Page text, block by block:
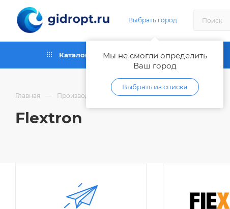
Выбрать город
Мы не смогли определить
Ваш город
Выбрать из списка
Каталог Как купить
Главная — Производители — Flextron
Flextron